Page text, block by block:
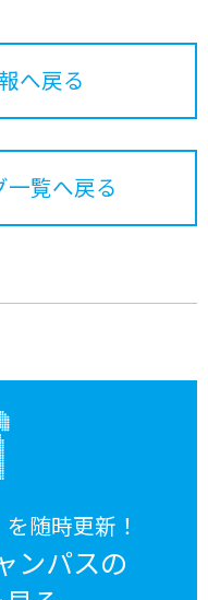
へ戻る
覧へ戻る
随時更新！
ンパスの